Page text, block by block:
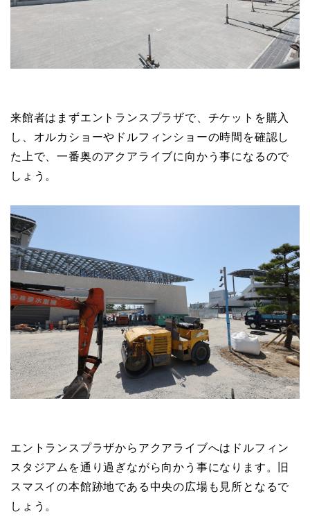
来館者はまずエントランスプラザで、チケットを購入
し、オルカショーやドルフィンショーの時間を確認し
た上で、一番奥のアクアライブに向かう事になるので
しょう。
エントランスプラザからアクアライブへはドルフィン
スタジアムを通り過ぎながら向かう事になります。旧
スマスイの本館跡地である中央の広場も見所となるで
しょう。